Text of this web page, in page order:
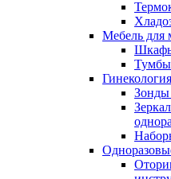
Мебель для
Зонды